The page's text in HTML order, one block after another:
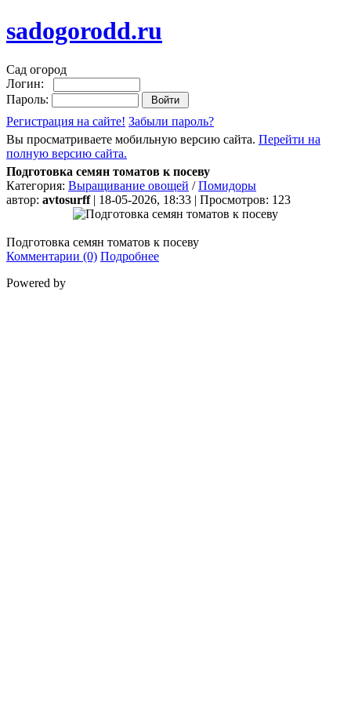
sadogorodd.ru
Сад огород
Логин:
Пароль:
Регистрация на сайте! Забыли пароль?
Вы просматриваете мобильную версию сайта. Перейти на
полную версию сайта.
Подготовка семян томатов к посеву
Категория: Выращивание овощей /Помидоры
автор: avtosurff| 18-05-2026, 18:33 | Просмотров: 123
Подготовка семян томатов к посеву
Комментарии (0) Подробнее
Powered by